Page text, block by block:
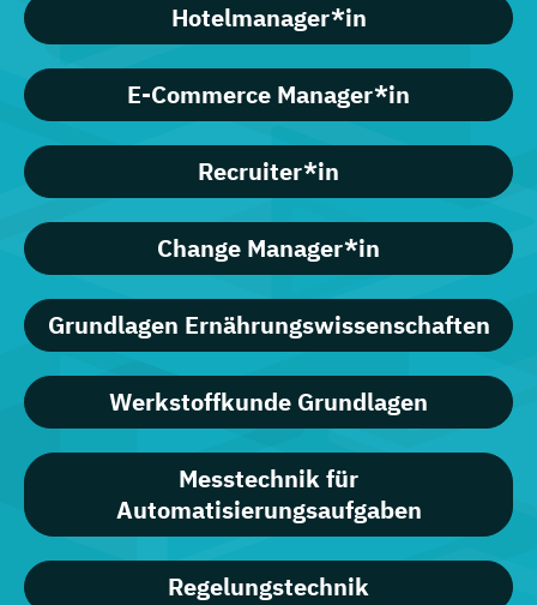
Hotelmanager*in
E-Commerce Manager*in
Recruiter*in
Change Manager*in
Grundlagen Ernährungswissenschaften
Werkstoffkunde Grundlagen
Messtechnik für
Automatisierungsaufgaben
Regelungstechnik